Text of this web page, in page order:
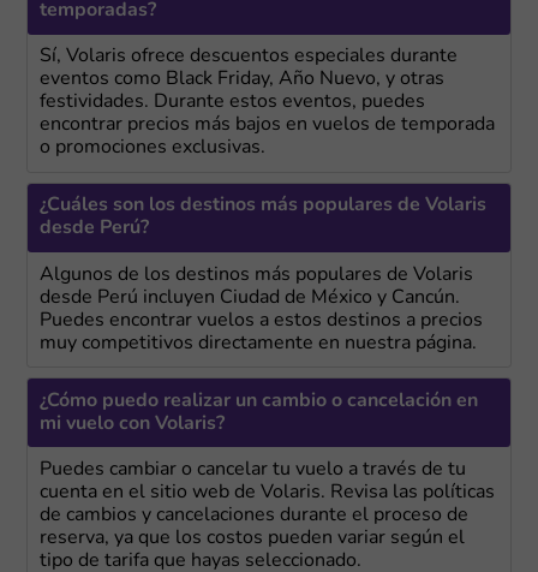
temporadas?
Sí, Volaris ofrece descuentos especiales durante
eventos como Black Friday, Año Nuevo, y otras
festividades. Durante estos eventos, puedes
encontrar precios más bajos en vuelos de temporada
o promociones exclusivas.
¿Cuáles son los destinos más populares de Volaris
desde Perú?
Algunos de los destinos más populares de Volaris
desde Perú incluyen Ciudad de México y Cancún.
Puedes encontrar vuelos a estos destinos a precios
muy competitivos directamente en nuestra página.
¿Cómo puedo realizar un cambio o cancelación en
mi vuelo con Volaris?
Puedes cambiar o cancelar tu vuelo a través de tu
cuenta en el sitio web de Volaris. Revisa las políticas
de cambios y cancelaciones durante el proceso de
reserva, ya que los costos pueden variar según el
tipo de tarifa que hayas seleccionado.